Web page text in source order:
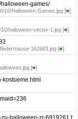
games/
10/Halloween-Games.jpg [■]
halloween-vector-1.jpg [■]
162683.jpg [■]
[■]